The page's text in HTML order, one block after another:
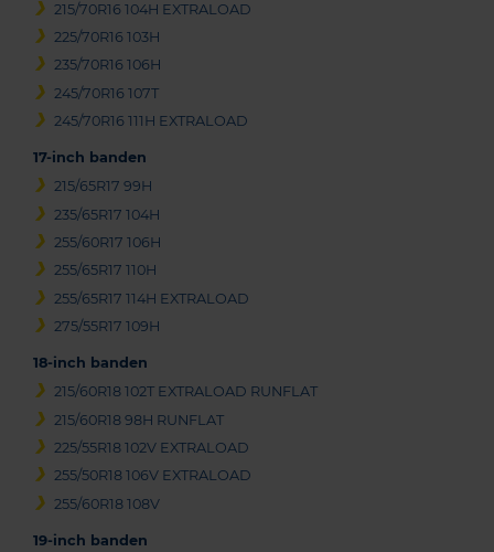
215/70R16 104H EXTRALOAD
225/70R16 103H
235/70R16 106H
245/70R16 107T
245/70R16 111H EXTRALOAD
17-inch banden
215/65R17 99H
235/65R17 104H
255/60R17 106H
255/65R17 110H
255/65R17 114H EXTRALOAD
275/55R17 109H
18-inch banden
215/60R18 102T EXTRALOAD RUNFLAT
215/60R18 98H RUNFLAT
225/55R18 102V EXTRALOAD
255/50R18 106V EXTRALOAD
255/60R18 108V
19-inch banden